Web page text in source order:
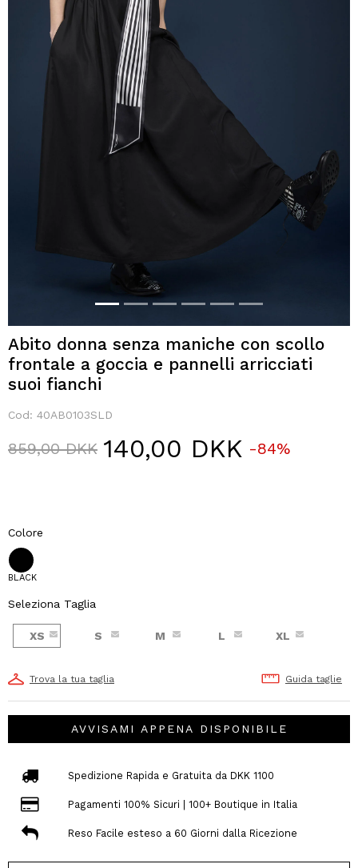
Abito donna senza maniche con scollo
frontale a goccia e pannelli arricciati
suoi fianchi
Cod: 40AB0103SLD
Price reduced from
859,00 DKKto140,00 DKK -84%
Colore
BLACK
Seleziona Taglia
XS S M L XL
Trova la tua taglia Guida taglie
AVVISAMI APPENA DISPONIBILE
Spedizione Rapida e Gratuita da DKK 1100
Pagamenti 100% Sicuri | 100+ Boutique in Italia
Reso Facile esteso a 60 Giorni dalla Ricezione